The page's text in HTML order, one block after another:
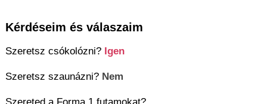
Kérdéseim és válaszaim
Szeretsz csókolózni? Igen
Szeretsz szaunázni? Nem